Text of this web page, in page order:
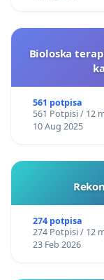
Bioloska
561 potpisa
561 Potpisi / 12
10 Aug 2025
274 potpisa
274 Potpisi / 12
23 Feb 2026